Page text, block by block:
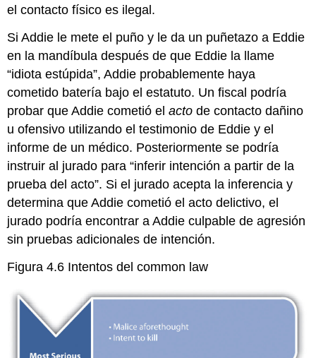
el contacto físico es ilegal.
Si Addie le mete el puño y le da un puñetazo a Eddie
en la mandíbula después de que Eddie la llame
“idiota estúpida”, Addie probablemente haya
cometido batería bajo el estatuto. Un fiscal podría
probar que Addie cometió elacto de contacto dañino
u ofensivo utilizando el testimonio de Eddie y el
informe de un médico. Posteriormente se podría
instruir al jurado para “inferir intención a partir de la
prueba del acto”. Si el jurado acepta la inferencia y
determina que Addie cometió el acto delictivo, el
jurado podría encontrar a Addie culpable de agresión
sin pruebas adicionales de intención.
Figura 4.6 Intentos del common law